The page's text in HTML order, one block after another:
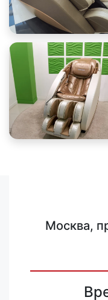
Москва,